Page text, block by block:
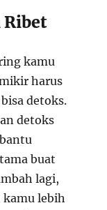
Ribet
kamu
harus
detoks.
detoks
buat
lagi,
lebih